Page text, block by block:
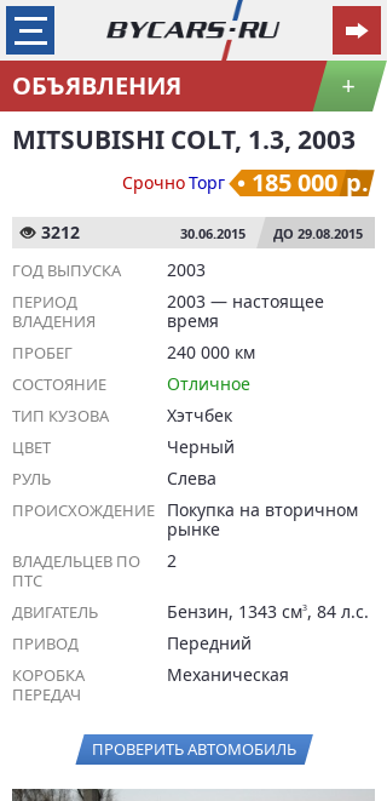
ОБЪЯВЛЕНИЯ +
MITSUBISHI COLT, 1.3, 2003
СрочноТорг 185 000 р.
3212 30.06.2015 ДО 29.08.2015
ГОД ВЫПУСКА 2003
ПЕРИОД
ВЛАДЕНИЯ
2003 — настоящее
время
ПРОБЕГ 240 000 км
СОСТОЯНИЕ Отличное
ТИП КУЗОВА Хэтчбек
ЦВЕТ Черный
РУЛЬ Слева
ПРОИСХОЖДЕНИЕ
Покупка на вторичном
рынке
ВЛАДЕЛЬЦЕВ ПО
ПТС
2
ДВИГАТЕЛЬ Бензин, 1343 см3, 84 л.с.
ПРИВОД Передний
КОРОБКА
ПЕРЕДАЧ
Механическая
ПРОВЕРИТЬ АВТОМОБИЛЬ